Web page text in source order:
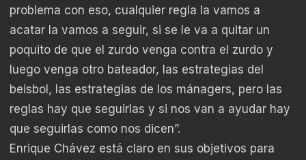
problema con eso, cualquier regla la vamos a
acatar la vamos a seguir, si se le va a quitar un
poquito de que el zurdo venga contra el zurdo y
luego venga otro bateador, las estrategias del
beisbol, las estrategias de los mánagers, pero las
reglas hay que seguirlas y si nos van a ayudar hay
que seguirlas como nos dicen”.
Enrique Chávez está claro en sus objetivos para